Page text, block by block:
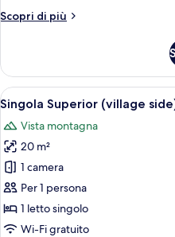
Scopri di più
Altri
(St
Moritz)
Apri
tutte
le
foto
per
Singola
Superior
(village
4
Singola Superior (village
Vista montagna
20 m²
1 camera
Per 1 persona
1 letto singolo
Wi-Fi gratuito